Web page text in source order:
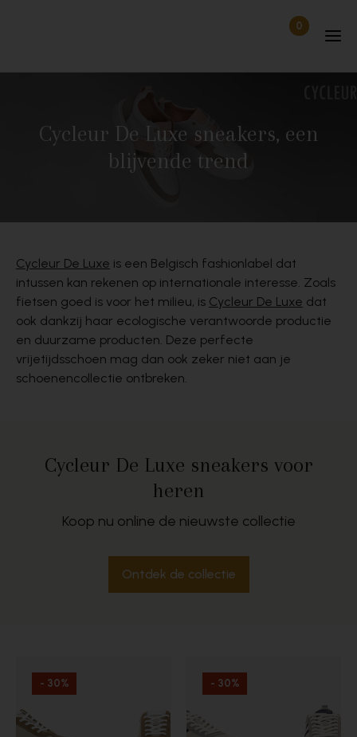
0Items in
Cycleur De Luxe sneakers, een
blijvende trend
Cycleur De Luxe is een Belgisch fashionlabel dat
intussen kan rekenen op internationale interesse. Zoals
fietsen goed is voor het milieu, is Cycleur De Luxe dat
ook dankzij haar ecologische verantwoorde productie
en duurzame producten. Deze perfecte
vrijetijdsschoen mag dan ook zeker niet aan je
schoenencollectie ontbreken.
Cycleur De Luxe sneakers voor
heren
Koop nu online de nieuwste collectie
Ontdek de collectie
- 30% - 30%